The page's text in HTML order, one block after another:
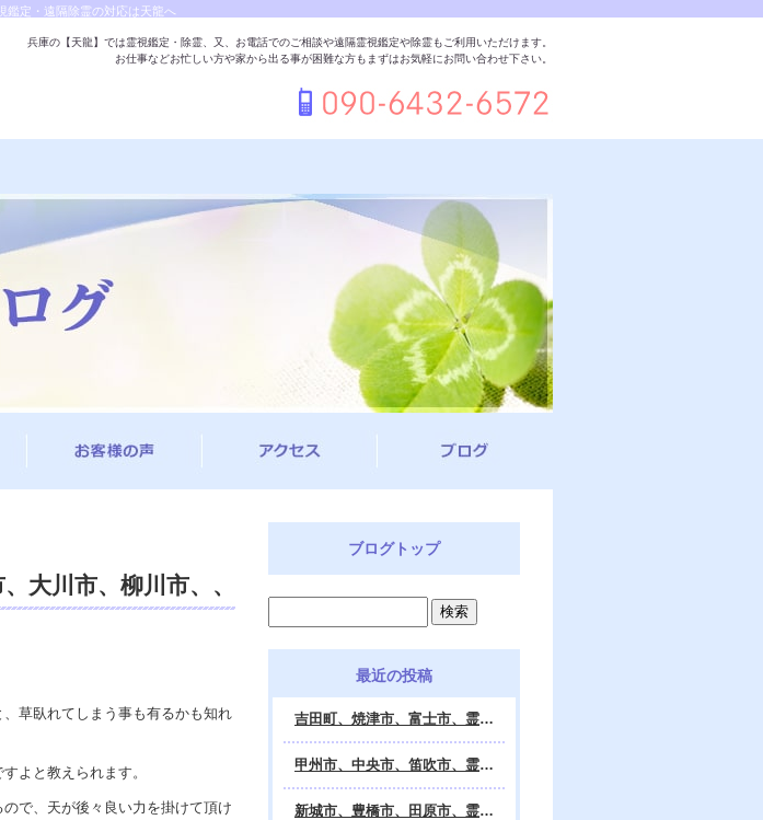
鑑定・遠隔除霊の対応は天龍へ
兵庫の【天龍】では霊視鑑定・除霊、又、お電話でのご相談や遠隔霊視鑑定や除霊もご利用いただけます。
お仕事などお忙しい方や家から出る事が困難な方もまずはお気軽にお問い合わせ下さい。
大川市、柳川市、、
草臥れてしまう事も有るかも知れ
よと教えられます。
で、天が後々良い力を掛けて頂け
ブログトップ
最近の投稿
吉田町、焼津市、富士市、霊視鑑定 天龍・占いの館 Dahlia、対面・電話・オンライン鑑定、除霊、霊視鑑定、遠隔 除霊 口コミ、浄霊、交霊、祈祷、御祓い、四柱推命、姓名判断・九星気学・易・タロット・手相・数秘術・動物占い・姓名学・命運鑑定、開運、不安・苦痛・恐怖、悩み相談、スピリチュアルカウンセラー、ヒーリング、霊気治療、霊能力者、霊媒師、天龍知裕著、幸せを求めて、天の神様 VS 地獄の神様、宇宙の真理で未来は希望の光、この世で天国 あの世で天国、天龍知裕ブログ。
甲州市、中央市、笛吹市、霊視鑑定 天龍・占いの館 Dahlia、対面・電話・オンライン鑑定、除霊、霊視鑑定、遠隔 除霊 口コミ、浄霊、交霊、祈祷、御祓い、四柱推命、姓名判断・九星気学・易・タロット・手相・数秘術・動物占い・姓名学・命運鑑定、開運、不安・苦痛・恐怖、悩み相談、スピリチュアルカウンセラー、ヒーリング、霊気治療、霊能力者、霊媒師、天龍知裕著、幸せを求めて、天の神様 VS 地獄の神様、宇宙の真理で未来は希望の光、この世で天国 あの世で天国、天龍知裕ブログ。
新城市、豊橋市、田原市、霊視鑑定 天龍・占いの館 Dahlia、対面・電話・オンライン鑑定、除霊、霊視鑑定、遠隔 除霊 口コミ、浄霊、交霊、祈祷、御祓い、四柱推命、姓名判断・九星気学・易・タロット・手相・数秘術・動物占い・姓名学・命運鑑定、開運、不安・苦痛・恐怖、悩み相談、スピリチュアルカウンセラー、ヒーリング、霊能力者、霊媒師、天龍知裕著、幸せを求めて、天の神様 VS 地獄の神様、宇宙の真理で未来は希望の光、この世で天国 あの世で天国、天龍知裕ブログ。